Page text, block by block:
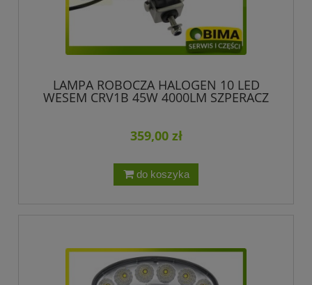
LAMPA ROBOCZA HALOGEN 10 LED
WESEM CRV1B 45W 4000LM SZPERACZ
359,00 zł
do koszyka